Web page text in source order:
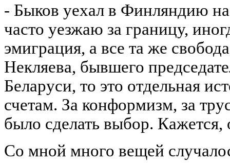
- Быков уехал в Финляндию
часто уезжаю за границу,
эмиграция, а все та же
Некляева, бывшего
Беларуси, то это отдельная
счетам. За конформизм, за
было сделать выбор. Кажется,
Со мной много вещей